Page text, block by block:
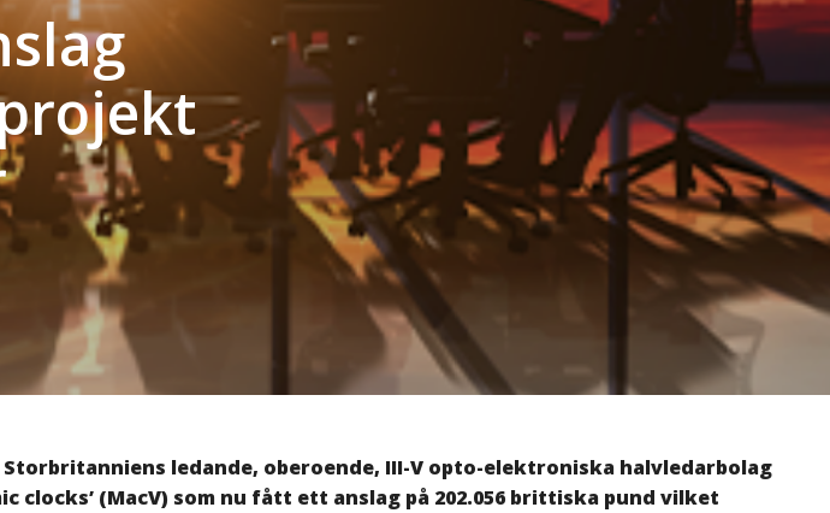
ledande, oberoende, III-V opto-elektroniska halvledarbolag
(MacV) som nu fått ett anslag på 202.056 brittiska pund vilket